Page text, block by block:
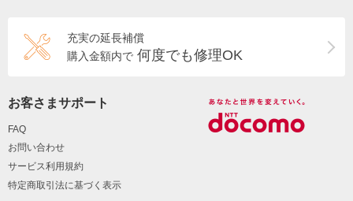
充実の延長補償
購入金額内で 何度でも修理OK
お客さまサポート
FAQ
お問い合わせ
サービス利用規約
特定商取引法に基づく表示